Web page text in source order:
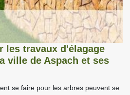
les travaux d'élagage
ville de Aspach et ses
se faire pour les arbres peuvent se